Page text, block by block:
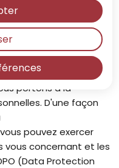
privées
l’occasion pour nous
de transparence
portons à la
D'une façon
pouvez exercer
vous concernant et les
(Data Protection